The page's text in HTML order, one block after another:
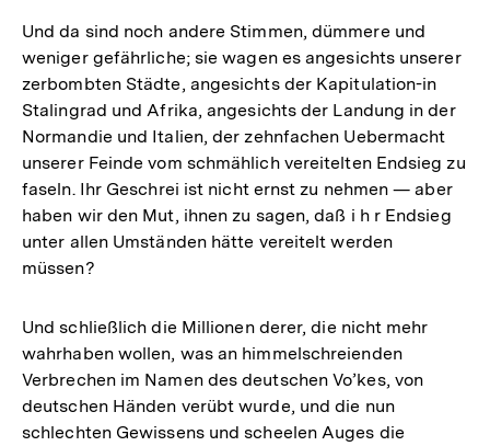
Und da sind noch andere Stimmen, dümmere und
weniger gefährliche; sie wagen es angesichts unserer
zerbombten Städte, angesichts der Kapitulation-in
Stalingrad und Afrika, angesichts der Landung in der
Normandie und Italien, der zehnfachen Uebermacht
unserer Feinde vom schmählich vereitelten Endsieg zu
faseln. Ihr Geschrei ist nicht ernst zu nehmen — aber
haben wir den Mut, ihnen zu sagen, daß i h r Endsieg
unter allen Umständen hätte vereitelt werden
müssen?
Und schließlich die Millionen derer, die nicht mehr
wahrhaben wollen, was an himmelschreienden
Verbrechen im Namen des deutschen Vo’kes, von
deutschen Händen verübt wurde, und die nun
schlechten Gewissens und scheelen Auges die